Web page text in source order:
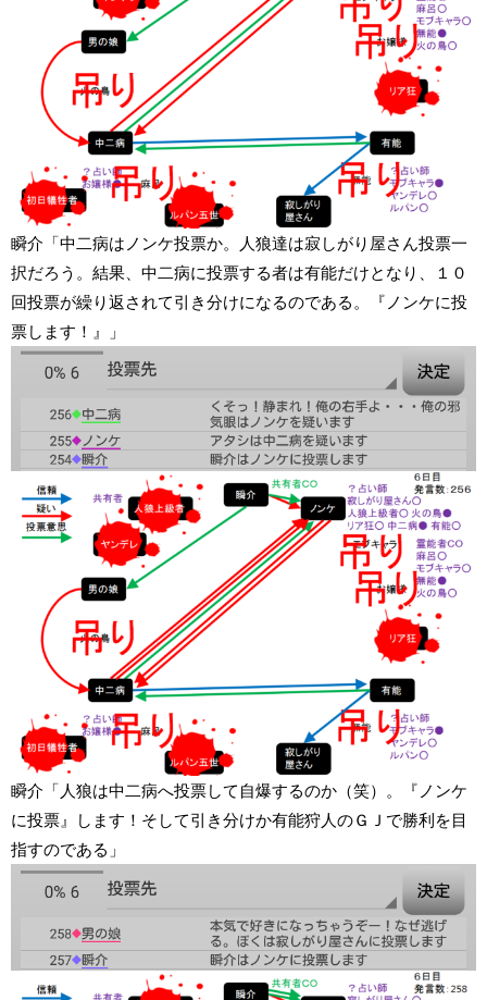
瞬介「中二病はノンケ投票か。人狼達は寂しがり屋さん投票一
択だろう。結果、中二病に投票する者は有能だけとなり、１０
回投票が繰り返されて引き分けになるのである。『ノンケに投
票します！』」
瞬介「人狼は中二病へ投票して自爆するのか（笑）。『ノンケ
に投票』します！そして引き分けか有能狩人のＧＪで勝利を目
指すのである」